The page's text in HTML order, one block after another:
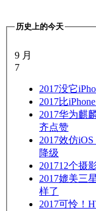
历史上的今天
9 月
7
2017没它
2017比
2017华为麒
齐点赞
2017效仿
降级
201712个摄
2017媲美三
样了
2017可怜！